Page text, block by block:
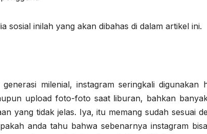
sosial inilah yang akan dibahas di dalam artikel ini.
milenial, instagram seringkali digunakan
upload foto-foto saat liburan, bahkan
yang tidak jelas. Iya, itu memang sudah sesuai
anda tahu bahwa sebenarnya instagram